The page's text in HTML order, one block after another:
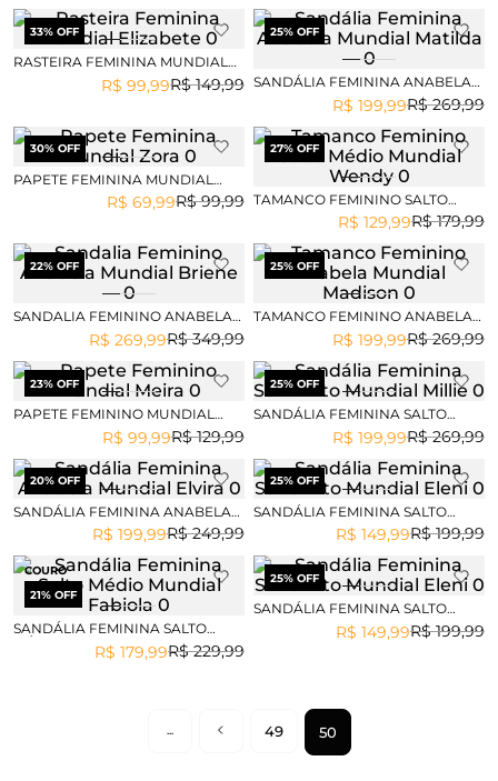
33% OFF
RASTEIRA FEMININA MUNDIAL
R$ 149,99
R$ 99,99
25% OFF
SANDÁLIA FEMININA ANABELA
MUNDIAL MATILDA
R$ 269,99
R$ 199,99
30% OFF
PAPETE FEMININA MUNDIAL
R$ 99,99
R$ 69,99
27% OFF
TAMANCO FEMININO SALTO
MÉDIO MUNDIAL WENDY
R$ 179,99
R$ 129,99
22% OFF
SANDALIA FEMININO ANABELA
MUNDIAL BRIENE
R$ 349,99
R$ 269,99
25% OFF
TAMANCO FEMININO ANABELA
MUNDIAL MADISON
R$ 269,99
R$ 199,99
23% OFF
PAPETE FEMININO MUNDIAL
R$ 129,99
R$ 99,99
25% OFF
SANDÁLIA FEMININA SALTO
ALTO MUNDIAL MILLIER$ 269,99
R$ 199,99
20% OFF
SANDÁLIA FEMININA ANABELA
MUNDIAL ELVIRA
R$ 249,99
R$ 199,99
25% OFF
SANDÁLIA FEMININA SALTO
ALTO MUNDIAL ELENI R$ 199,99
R$ 149,99
COURO
21% OFF
SANDÁLIA FEMININA SALTO
MÉDIO MUNDIAL FABIOLA
R$ 229,99
R$ 179,99
25% OFF
SANDÁLIA FEMININA SALTO
ALTO MUNDIAL ELENI R$ 199,99
R$ 149,99
49 50